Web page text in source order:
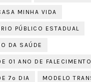
MINHA VIDA
PÚBLICO ESTADUAL
DA SAÚDE
01 ANO DE FALECIMENTO
7º DIA MODELO